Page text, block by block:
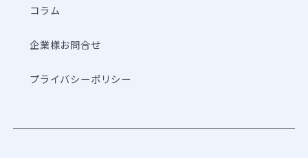
コラム
企業様お問合せ
プライバシーポリシー